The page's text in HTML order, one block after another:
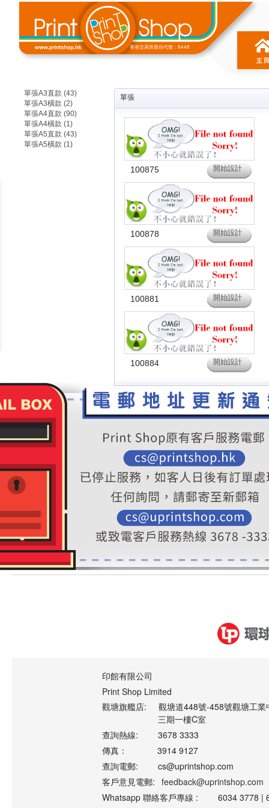
香港交易所股份代號：8448
單張A3直款 (43)
單張A3橫款 (2)
單張A4直款 (90)
單張A4橫款 (1)
單張A5直款 (43)
單張A5橫款 (1)
單張
100875 開始設計
100878 開始設計
100881 開始設計
100884 開始設計
印館有限公司
Print Shop Limited
觀塘旗艦店:
觀塘道448號-458號觀塘工業
三期一樓C室
查詢熱線:
3678 3333
傳真：
3914 9127
查詢電郵:
cs@uprintshop.com
客戶意見電郵: feedback@uprintshop.com
Whatsapp 聯絡客戶專線 :
6034 3778 |